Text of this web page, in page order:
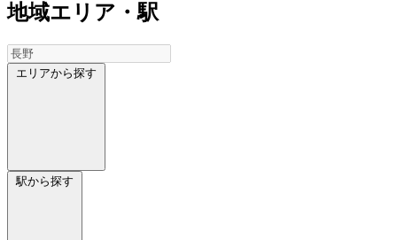
地域エリア・駅
エリアから探す
駅から探す